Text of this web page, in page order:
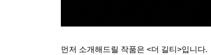
먼저 소개해드릴 작품은 <더 길티>입니다.